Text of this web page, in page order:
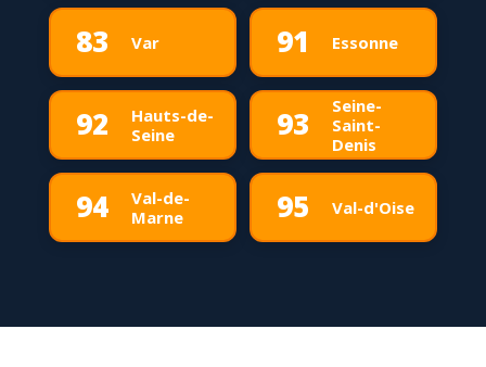
83 Var 91 Essonne
92
Hauts-de-
Seine
93
Seine-
Saint-
Denis
94
Val-de-
Marne
95 Val-d'Oise